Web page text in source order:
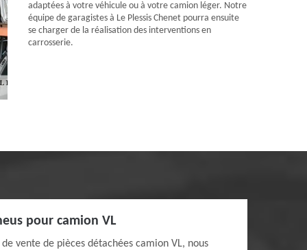
adaptées à votre véhicule ou à votre camion léger. Notre
équipe de garagistes à Le Plessis Chenet pourra ensuite
se charger de la réalisation des interventions en
carrosserie.
pour camion VL
vente de pièces détachées camion VL, nous